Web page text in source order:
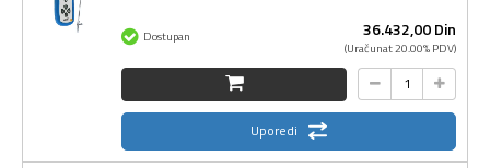
36.432,00Din
(Uračunat 20.00% PDV)
Dostupan
Uporedi